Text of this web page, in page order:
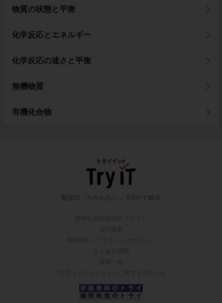
物質の状態と平衡
化学反応とエネルギー
化学反応の速さと平衡
無機物質
有機化合物
勉強の「わからない」を5分で解決